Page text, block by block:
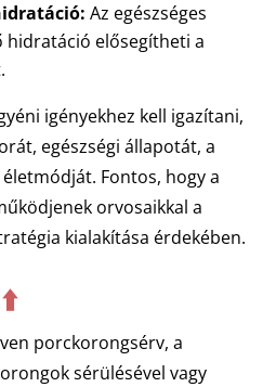
Az egészséges
hidratáció elősegítheti a
igényekhez kell igazítani,
egészségi állapotát, a
Fontos, hogy a
orvosaikkal a
kialakítása érdekében.
⬆️
porckorongsérv, a
sérülésével vagy